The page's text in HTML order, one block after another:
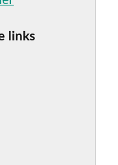
links